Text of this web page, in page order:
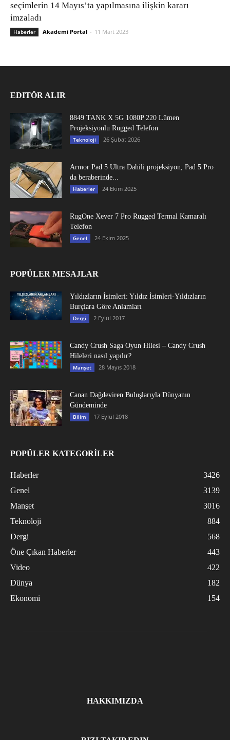
seçimlerin 14 Mayıs’ta yapılmasına ilişkin kararı
imzaladı
Haberler Akademi Portal - 11 Mart 2023
EDITÖR ALIR
8849 TANK X 5G 1080P 220 Lümen
Projeksiyonlu Rugged Telefon
Teknoloji 26 Şubat 2026
Armor Pad 5 Ultra Dahili projeksiyon, Pad 5 Pro
da beraberinde...
Haberler 24 Ekim 2025
RugOne Xever 7 Pro Rugged Termal Kamaralı
Telefon
Genel 24 Ekim 2025
POPÜLER MESAJLAR
Yıldızların İsimleri: Yıldız İsimleri-Yıldızların
Burçlara Göre Anlamları
Dergi 2 Eylül 2017
Candy Crush Saga Oyun Hilesi – Candy Crush
Hileleri nasıl yapılır?
Manşet 28 Mayıs 2018
Canan Dağdeviren Buluşlarıyla Dünyanın
Gündeminde
Bilim 17 Eylül 2018
POPÜLER KATEGORİLER
Haberler
3426
Genel
3139
Manşet
3016
Teknoloji
884
Dergi
568
Öne Çıkan Haberler
443
Video
422
Dünya
182
Ekonomi
154
HAKKIMIZDA